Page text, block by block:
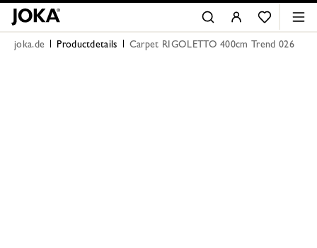
joka.de Productdetails Carpet RIGOLETTO 400cm Trend 026